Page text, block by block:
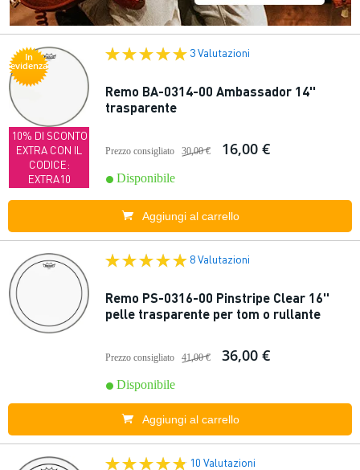
In
evidenza
10% DI SCONTO
EXTRA CON IL
CODICE:
EXTRA10
3 Valutazioni
Remo BA-0314-00 Ambassador 14''
trasparente
Prezzo consigliato 30,00 € 16,00 €
Disponibile
Aggiungi al carrello
8 Valutazioni
Remo PS-0316-00 Pinstripe Clear 16''
pelle trasparente per tom o rullante
Prezzo consigliato 41,00 € 36,00 €
Disponibile
Aggiungi al carrello
10 Valutazioni